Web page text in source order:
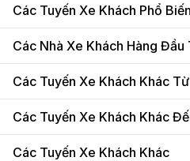
Các Tuyến Xe Khách Phổ
Các Nhà Xe Khách Hàng Đầu
Các Tuyến Xe Khách Khác
Các Tuyến Xe Khách Khác
Các Tuyến Xe Khách Khác